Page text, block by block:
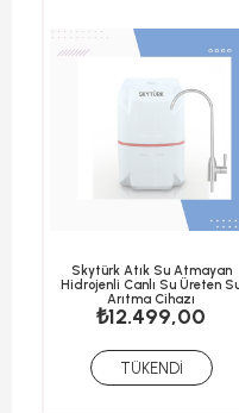
Skytürk Atık Su Atmayan
Hidrojenli Canlı Su Üreten
Arıtma Cihazı
₺12.499,00
TÜKENDI